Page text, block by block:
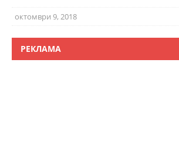
октомври 9, 2018
РЕКЛАМА